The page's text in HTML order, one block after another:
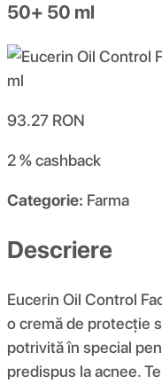
50+ 50 ml
93.27 RON
2 %cashback
Categorie: Farma
Descriere
Eucerin Oil Control
o cremă de protecție
potrivită în special
predispus la acnee.